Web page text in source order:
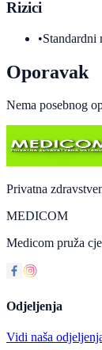
Rizici
•
Oporavak
Nema posebnog
Privatna
MEDICOM
Medicom pruža
Odjeljenja
Vidi naša